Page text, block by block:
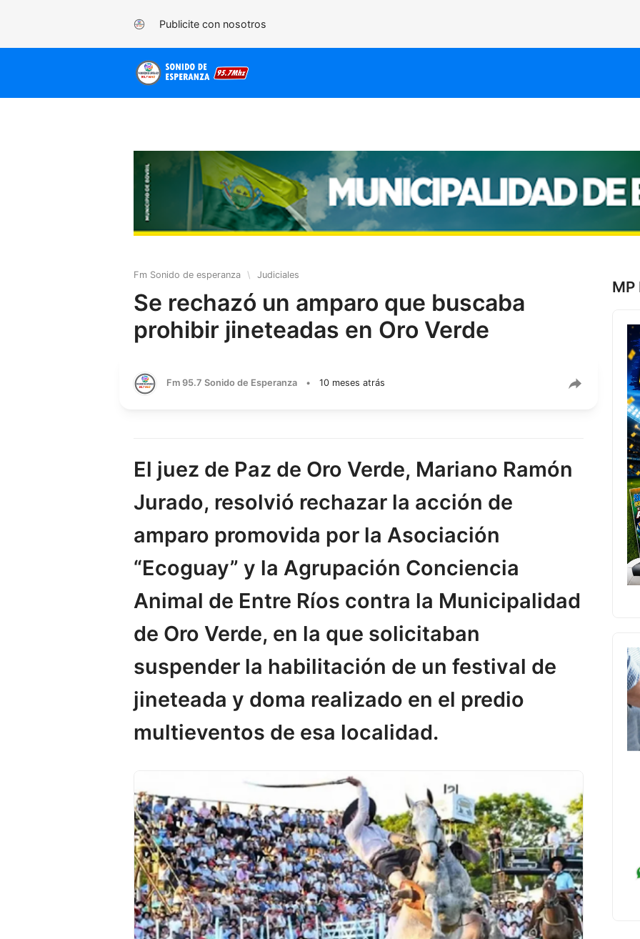
Publicite con nosotros
Fm Sonido de esperanza \ Judiciales
Se rechazó un amparo que buscaba
prohibir jineteadas en Oro Verde
Fm 95.7 Sonido de Esperanza • 10 meses atrás
El juez de Paz de Oro Verde, Mariano Ramón
Jurado, resolvió rechazar la acción de
amparo promovida por la Asociación
“Ecoguay” y la Agrupación Conciencia
Animal de Entre Ríos contra la Municipalidad
de Oro Verde, en la que solicitaban
suspender la habilitación de un festival de
jineteada y doma realizado en el predio
multieventos de esa localidad.
MP